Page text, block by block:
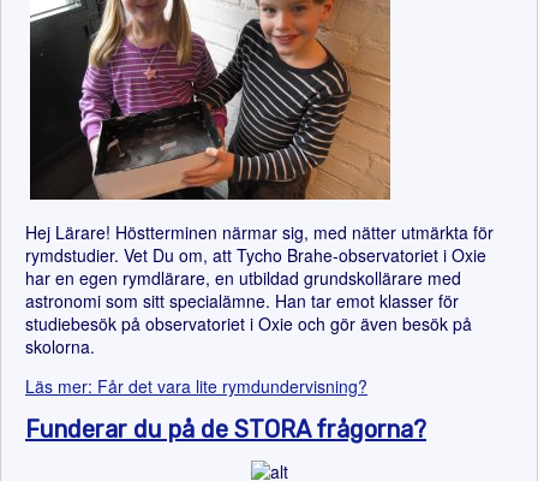
Hej Lärare! Höstterminen närmar sig, med nätter utmärkta för
rymdstudier. Vet Du om, att Tycho Brahe-observatoriet i Oxie
har en egen rymdlärare, en utbildad grundskollärare med
astronomi som sitt specialämne. Han tar emot klasser för
studiebesök på observatoriet i Oxie och gör även besök på
skolorna.
Läs mer: Får det vara lite rymdundervisning?
Funderar du på de STORA frågorna?